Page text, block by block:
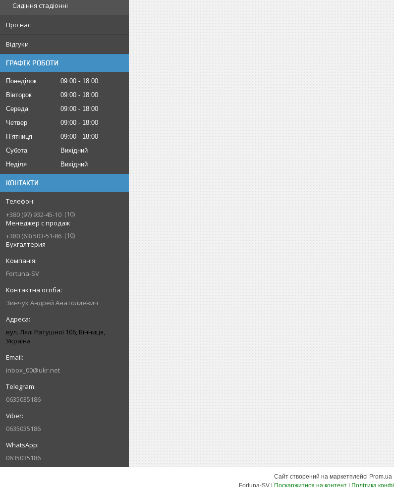
Сидіння стадіонні
Про нас
Відгуки
ГРАФІК РОБОТИ
Понеділок 09:00
18:00
Вівторок
09:00
18:00
Середа
09:00
18:00
Четвер
09:00
18:00
Пʼятниця
09:00
18:00
Субота
Вихідний
Неділя
Вихідний
КОНТАКТИ
+380 (97) 932-45-10
10
Менеджер с продаж
+380 (63) 503-51-86
10
Бухгалтерия
Fortuna-SV
Зинчук Андрей Анатолиевич
вул. Лялі Ратушної 106, Вінниця,
Україна
inbox_00@ukr.net
0635035186
0635035186
0635035186
Сайт створений на маркетплейсі Prom.ua
Fortuna-SV | Поскаржитися на контент | Політика